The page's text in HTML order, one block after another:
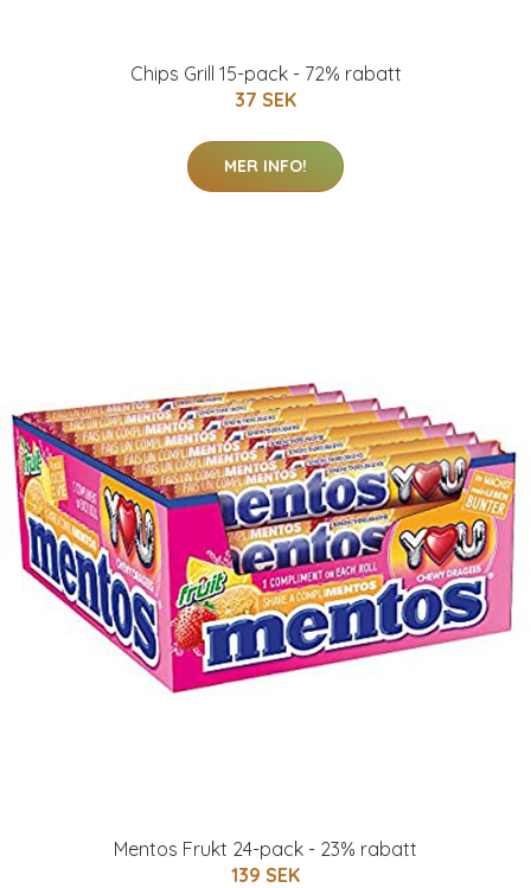
Chips Grill 15-pack - 72% rabatt
37 SEK
MER INFO!
Mentos Frukt 24-pack - 23% rabatt
139 SEK